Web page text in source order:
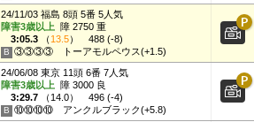
24/11/03 福島 8頭 5番 5人気
障害3歳以上 障 2750 重
3:05.3 （13.5）
488 (-8)
③③③③
トーアモルペウス(+1.5)
24/06/08 東京 11頭 6番 7人気
障害3歳以上 障 3000 良
3:29.7 （14.0）
496 (-4)
⑩⑩⑩⑩
アンクルブラック(+5.8)